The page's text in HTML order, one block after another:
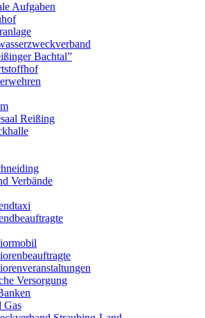
Aufgaben
Bachtal”
Reißing
Verbände
Versorgung
Gas